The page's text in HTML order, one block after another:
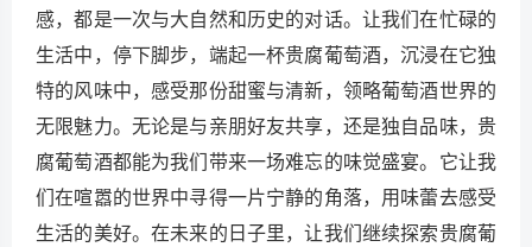
感，都是一次与大自然和历史的对话。让我们在忙碌的
生活中，停下脚步，端起一杯贵腐葡萄酒，沉浸在它独
特的风味中，感受那份甜蜜与清新，领略葡萄酒世界的
无限魅力。无论是与亲朋好友共享，还是独自品味，贵
腐葡萄酒都能为我们带来一场难忘的味觉盛宴。它让我
们在喧嚣的世界中寻得一片宁静的角落，用味蕾去感受
生活的美好。在未来的日子里，让我们继续探索贵腐葡